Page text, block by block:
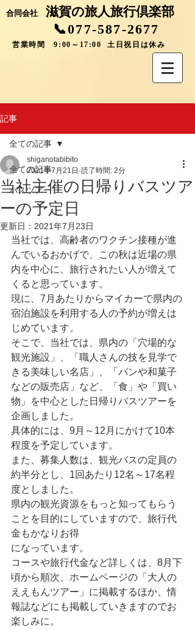
合同会社 滋賀の旅人旅行倶楽部
📞077-587-2677
営業時間 9:00～17:00 土日祝日は休み
記事
全ての記事
バスツアー
全ての記事
当社主催の日帰りバスツア
ーの予定日
shiganotabibito
2021年7月21日 読了時間: 2分
更新日： 2021年7月23日
当社では、高齢者のワクチン接種が進
んでいるおかげで、この秋は近場の県
内を中心に、旅行されたい人が増えて
くると思っています。
現に、7月あたりからマイカーで県内の
宿泊施設を利用する人の予約が増えは
じめています。
そこで、当社では、県内の「穴場的な
観光施設」、「職人さんの技を見学で
きる美味しい名店」、「パンや和菓子
などの販売店」など、「食」や「買い
物」を中心とした日帰りバスツアーを
企画しました。
具体的には、9月～12月にかけて10本
程度を予定しています。
また、募集人数は、観光バスの定員の
約半分とし、1回あたり12名～17名程
度としました。
県内の観光資源をもっと知ってもらう
ことを目的にしていますので、旅行代
金もかなりお得
になっています。
コースや旅行代金など詳しくは、8月下
頃から順次、ホームページの「大人の
ええもんツアー」に掲載するほか、情
報誌などにも掲載していきますのでお
楽しみに。